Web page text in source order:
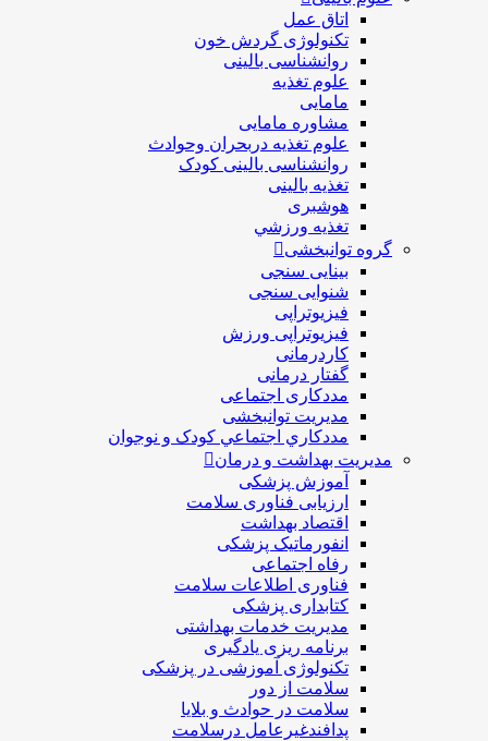
اتاق عمل
تکنولوژی گردش خون
روانشناسی بالینی
علوم تغذیه
مامایی
مشاوره مامایی
علوم تغذیه دربحران وحوادث
روانشناسی بالینی کودک
تغذیه بالینی
هوشبری
تغذيه ورزشي
گروه توانبخشی
بینایی سنجی
شنوایی سنجی
فیزیوتراپی
فیزیوتراپی ورزش
کاردرمانی
گفتار درمانی
مددکاری اجتماعی
مديريت توانبخشی
مددکاري اجتماعي کودک و نوجوان
مدیریت بهداشت و درمان
آموزش پزشکی
ارزیابی فناوری سلامت
اقتصاد بهداشت
انفورماتیک پزشکی
رفاه اجتماعی
فناوری اطلاعات سلامت
کتابداری پزشکی
مديريت خدمات بهداشتی
برنامه ریزی یادگیری
تکنولوژی آموزشی در پزشکی
سلامت از دور
سلامت در حوادث و بلایا
پدافندغیرعامل درسلامت